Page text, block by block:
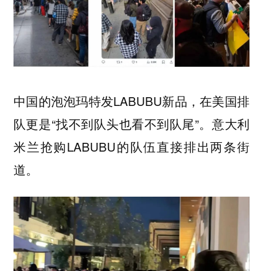
中国的泡泡玛特发LABUBU新品，在美国排
队更是“找不到队头也看不到队尾”。意大利
米兰抢购LABUBU的队伍直接排出两条街
道。